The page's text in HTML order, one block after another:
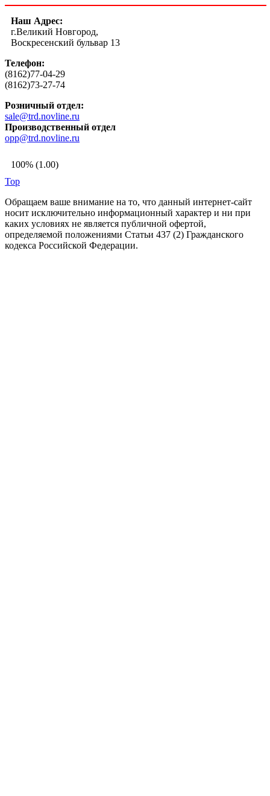
Наш Адрес:
г.Великий Новгород,
Воскресенский бульвар 13
Телефон:
(8162)77-04-29
(8162)73-27-74
Розничный отдел:
sale@trd.novline.ru
Производственный отдел
opp@trd.novline.ru
100% (1.00)
Top
Обращаем ваше внимание на то, что данный интернет-сайт
носит исключительно информационный характер и ни при
каких условиях не является публичной офертой,
определяемой положениями Статьи 437 (2) Гражданского
кодекса Российской Федерации.